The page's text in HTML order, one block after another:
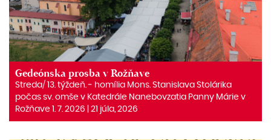
Gedeónska prosba v Rožňave
Streda/ 13. týždeň. ‒ homília Mons. Stanislava Stolárika
počas sv. omše v Katedrále Nanebovzatia Panny Márie v
Rožňave 1. 7. 2026 | 21 júla, 2026